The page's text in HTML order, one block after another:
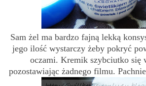
Sam żel ma bardzo fajną lekką
jego ilość wystarczy żeby pokryć
oczami. Kremik szybciutko się
pozostawiając żadnego filmu.